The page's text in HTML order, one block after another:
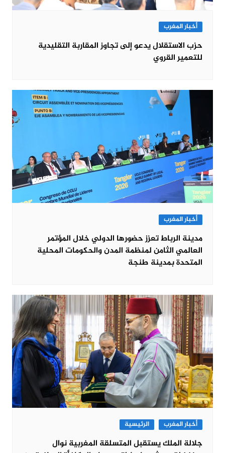
أخبار المغرب
حزب الاستقلال يدعو إلى تجاوز المقاربة التقليدية
للتعمير القروي
أخبار المغرب
مدينة الرباط تعزز حضورها الدولي خلال المؤتمر
العالمي الثامن لمنظمة المدن والحكومات المحلية
المتحدة بمدينة طنجة
أخبار المغرب الرئيسية
جلالة الملك يستقبل المتسلقة المغربية نوال